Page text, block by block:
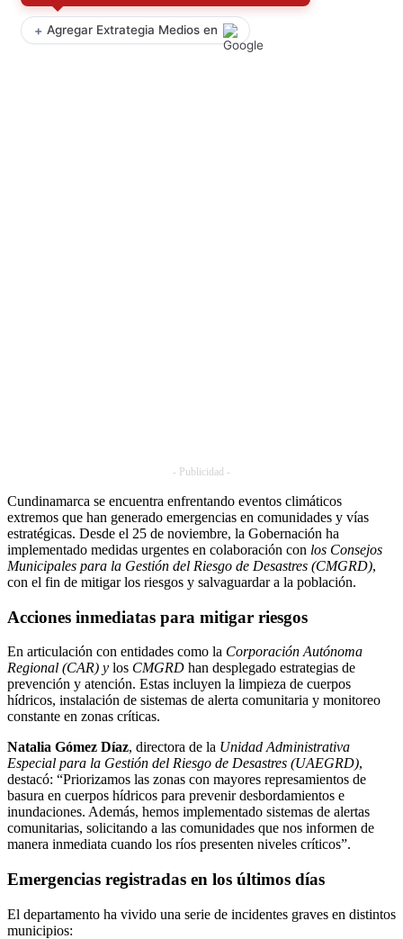
+ Agregar Extrategia Medios en
- Publicidad -
Cundinamarca se encuentra enfrentando eventos climáticos
extremos que han generado emergencias en comunidades y vías
estratégicas. Desde el 25 de noviembre, la Gobernación ha
implementado medidas urgentes en colaboración con los Consejos
Municipales para la Gestión del Riesgo de Desastres (CMGRD),
con el fin de mitigar los riesgos y salvaguardar a la población.
Acciones inmediatas para mitigar riesgos
En articulación con entidades como la Corporación Autónoma
Regional (CAR) y los CMGRD han desplegado estrategias de
prevención y atención. Estas incluyen la limpieza de cuerpos
hídricos, instalación de sistemas de alerta comunitaria y monitoreo
constante en zonas críticas.
Natalia Gómez Díaz, directora de la Unidad Administrativa
Especial para la Gestión del Riesgo de Desastres (UAEGRD),
destacó: “Priorizamos las zonas con mayores represamientos de
basura en cuerpos hídricos para prevenir desbordamientos e
inundaciones. Además, hemos implementado sistemas de alertas
comunitarias, solicitando a las comunidades que nos informen de
manera inmediata cuando los ríos presenten niveles críticos”.
Emergencias registradas en los últimos días
El departamento ha vivido una serie de incidentes graves en distintos
municipios: